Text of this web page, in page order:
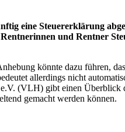
eine Steuererklärung
und Rentner
könnte dazu führen,
allerdings nicht
(VLH) gibt einen Überblick
gemacht werden können.